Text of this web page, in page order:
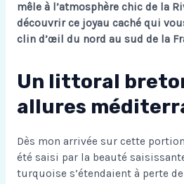
mêle à l’atmosphère chic de la
découvrir ce joyau caché qui
clin d’œil du nord au sud de la
Un littoral
allures
Dès mon arrivée sur cette
été saisi par la beauté
turquoise s’étendaient à perte